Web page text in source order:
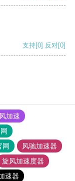
支持[0] 反对[0]
加速
网
风驰加速器
旋风加速度器
速器